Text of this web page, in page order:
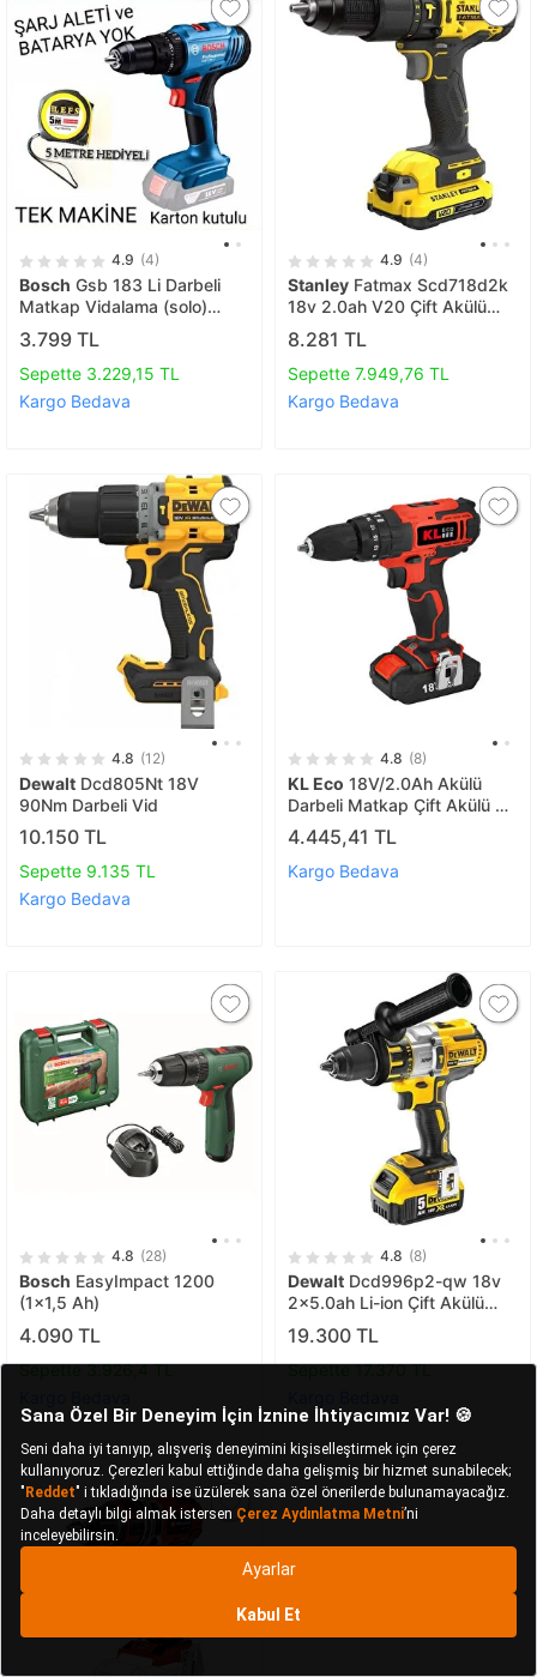
4.9 (4)
Bosch Gsb 183 Li Darbeli
Matkap Vidalama (solo)
Batarya Ve Şarj Aleti̇ Yoktur..
3.799 TL
Sepette 3.229,15 TL
Kargo Bedava
4.9 (4)
Stanley Fatmax Scd718d2k
18v 2.0ah V20 Çift Akülü
Darbeli Matkap
8.281 TL
Sepette 7.949,76 TL
Kargo Bedava
4.8 (12)
Dewalt Dcd805Nt 18V
90Nm Darbeli Vid
10.150 TL
Sepette 9.135 TL
Kargo Bedava
4.8 (8)
KL Eco 18V/2.0Ah Akülü
Darbeli Matkap Çift Akülü 42
Parça Delme Vidalama
Aksesuarlı
4.445,41 TL
Kargo Bedava
4.8 (28)
Bosch EasyImpact 1200
(1x1,5 Ah)
4.090 TL
Sepette 3.926,4 TL
4.8 (8)
Dewalt Dcd996p2-qw 18v
2x5.0ah Li-ion Çift Akülü
Kömürsüz Profesyonel
Darbeli Matkap
19.300 TL
Sepette 17.370 TL